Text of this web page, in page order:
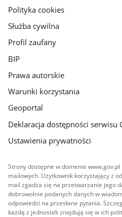
gov.pl
Polityka cookies
Służba cywilna
Profil zaufany
BIP
Prawa autorskie
Warunki korzystania
Geoportal
Deklaracja dostępności serwisu
Ustawienia prywatności
Strony dostępne w domenie
mailowych. Użytkownik korzystający z
mail zgadza się na przetwarzanie jego
dobrowolnie podanych danych w
odpowiedzi na przesłane pytania.
każdą z jednostek znajdują się w ich